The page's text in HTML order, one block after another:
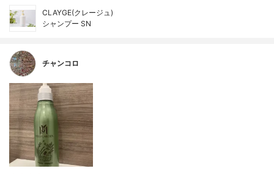
CLAYGE(クレージュ)
シャンプー SN
チャンコロ